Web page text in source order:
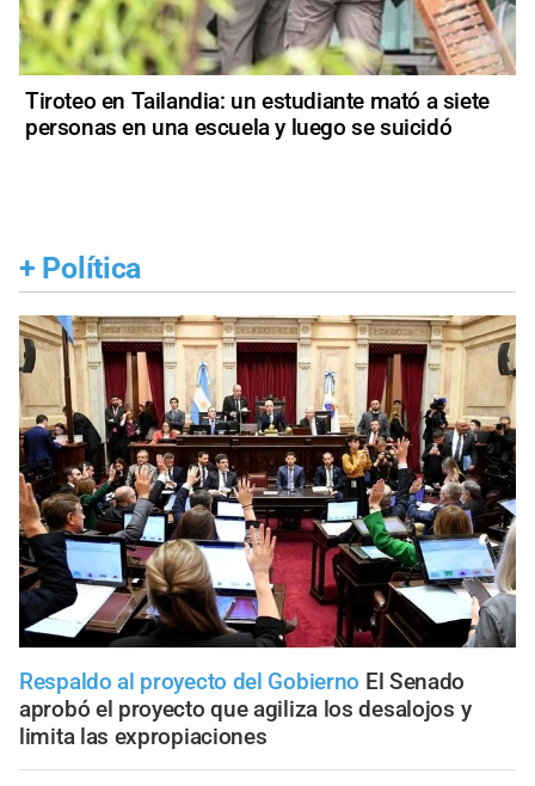
Tiroteo en Tailandia: un estudiante mató a siete
personas en una escuela y luego se suicidó
+ Política
Respaldo al proyecto del Gobierno El Senado
aprobó el proyecto que agiliza los desalojos y
limita las expropiaciones